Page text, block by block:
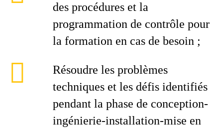
des procédures et la
programmation de contrôle pour
la formation en cas de besoin ;
Résoudre les problèmes
techniques et les défis identifiés
pendant la phase de conception-
ingénierie-installation-mise en